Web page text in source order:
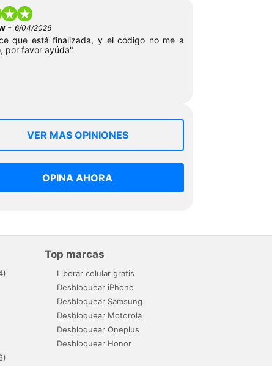
-6/04/2026
que está finalizada, y el código no me a
por favor ayúda"
VER MAS OPINIONES
OPINA AHORA
Top marcas
Liberar celular gratis
Desbloquear iPhone
Desbloquear Samsung
Desbloquear Motorola
Desbloquear Oneplus
Desbloquear Honor